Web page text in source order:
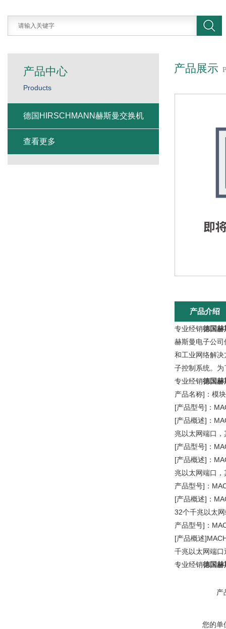
产品展示
产品介绍
专业经销德国赫
赫斯曼电子公
和工业网络解
子控制系统。
专业经销德国赫
产品名称]：模
[产品型号]：
[产品概述]：
兆以太网端口
[产品型号]：
[产品概述]：
兆以太网端口
产品型号]：
[产品概述]：
32个千兆以太
产品型号]：
[产品概述
千兆以太网端
专业经销德国赫
产
您的单
产品中心
Products
德国HIRSCHMANN赫斯曼交换机
查看更多